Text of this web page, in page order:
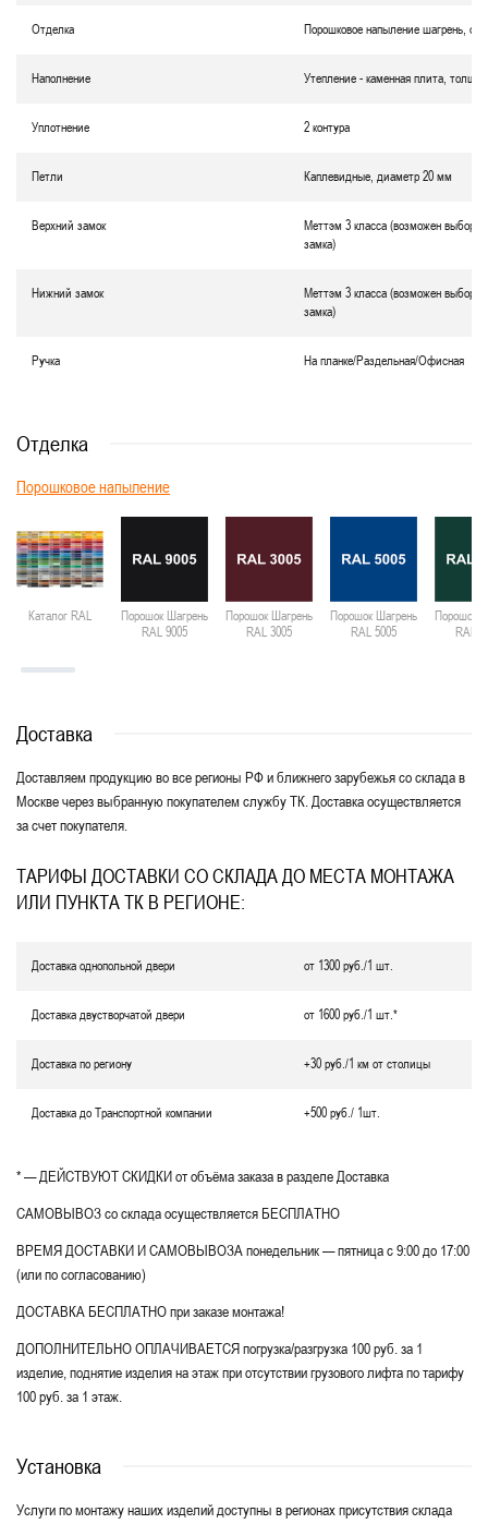
Отделка Порошковое напыление шагрень,
Наполнение Утепление - каменная плита,
Уплотнение 2 контура
Петли Каплевидные, диаметр 20 мм
Верхний замок
Меттэм 3 класса (возможен выбор
замка)
Нижний замок
Меттэм 3 класса (возможен выбор
замка)
Ручка На планке/Раздельная/Офисная
Отделка
Порошковое напыление
Каталог RAL
Порошок Шагрень
RAL 9005
Порошок Шагрень
RAL 3005
Порошок Шагрень
RAL 5005
Порошок
RAL
Доставка
Доставляем продукцию во все регионы РФ и ближнего зарубежья со склада в
Москве через выбранную покупателем службу ТК. Доставка осуществляется
за счет покупателя.
ТАРИФЫ ДОСТАВКИ СО СКЛАДА ДО МЕСТА МОНТАЖА
ИЛИ ПУНКТА ТК В РЕГИОНЕ:
Доставка однопольной двери от 1300 руб./1 шт.
Доставка двустворчатой двери от 1600 руб./1 шт.*
Доставка по региону +30 руб./1 км от столицы
Доставка до Транспортной компании +500 руб./ 1шт.
* — ДЕЙСТВУЮТ СКИДКИ от объёма заказа в разделе Доставка
САМОВЫВОЗ со склада осуществляется БЕСПЛАТНО
ВРЕМЯ ДОСТАВКИ И САМОВЫВОЗА понедельник — пятница с 9:00 до 17:00
(или по согласованию)
ДОСТАВКА БЕСПЛАТНО при заказе монтажа!
ДОПОЛНИТЕЛЬНО ОПЛАЧИВАЕТСЯ погрузка/разгрузка 100 руб. за 1
изделие, поднятие изделия на этаж при отсутствии грузового лифта по тарифу
100 руб. за 1 этаж.
Установка
Услуги по монтажу наших изделий доступны в регионах присутствия склада